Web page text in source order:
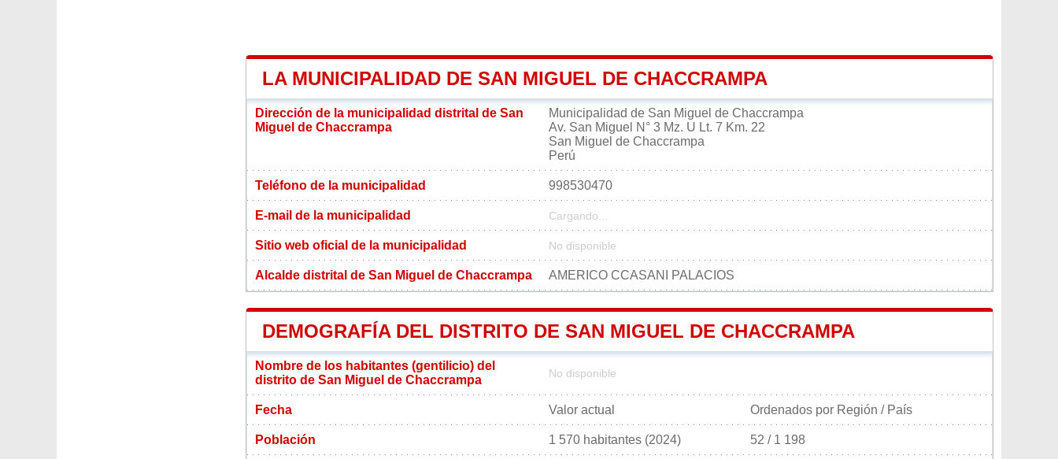
LA MUNICIPALIDAD DE SAN MIGUEL DE CHACCRAMPA
Dirección de la municipalidad distrital de San
Miguel de Chaccrampa
Municipalidad de San Miguel de Chaccrampa
Av. San Miguel N° 3 Mz. U Lt. 7 Km. 22
San Miguel de Chaccrampa
Perú
Teléfono de la municipalidad 998530470
E-mail de la municipalidad Cargando...
Sitio web oficial de la municipalidad No disponible
Alcalde distrital de San Miguel de Chaccrampa AMERICO CCASANI PALACIOS
DEMOGRAFÍA DEL DISTRITO DE SAN MIGUEL DE CHACCRAMPA
Nombre de los habitantes (gentilicio) del
distrito de San Miguel de Chaccrampa
No disponible
Fecha Valor actual Ordenados por Región / País
Población 1 570 habitantes (2024) 52 / 1 198